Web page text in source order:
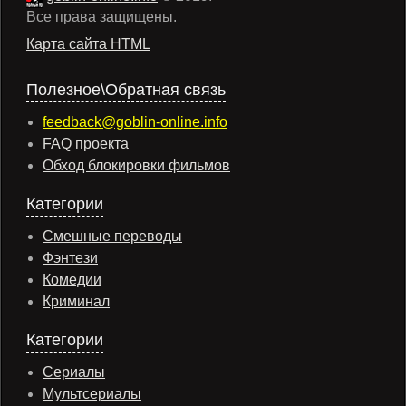
Все права защищены.
Карта сайта HTML
Полезное\Обратная связь
feedback@goblin-online.info
FAQ проекта
Обход блокировки фильмов
Категории
Смешные переводы
Фэнтези
Комедии
Криминал
Категории
Сериалы
Мультсериалы